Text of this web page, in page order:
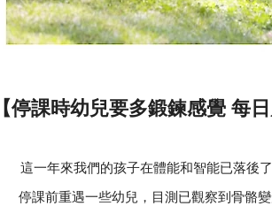
【停課時幼兒要多鍛鍊感覺 每
這一年來我們的孩子在體能和智能已落後了
停課前重遇一些幼兒，目測已觀察到骨骼變